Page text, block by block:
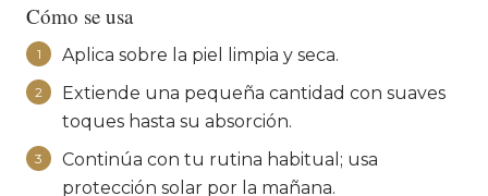
Cómo se usa
1 Aplica sobre la piel limpia y seca.
2
Extiende una pequeña cantidad con suaves
toques hasta su absorción.
3
Continúa con tu rutina habitual; usa
protección solar por la mañana.